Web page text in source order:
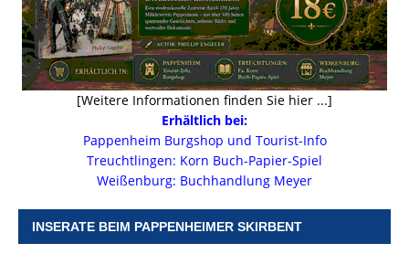
[Weitere Informationen finden Sie hier ...]
Erhältlich bei:
Pappenheim Burgshop und Tourist-Info
Treuchtlingen: Korn Buch-Papier-Spiel
Weißenburg: Buchhandlung Meyer
INSERATE BEIM PAPPENHEIMER SKIRBENT